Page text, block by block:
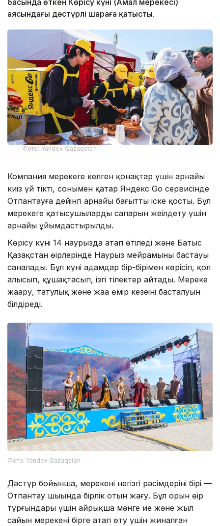
аясындағы дәстүрлі шараға қатысты.
Фото: Yandex Qazaqstan
Компания мерекеге келген қонақтар үшін арнайы
киіз үй тікті, сонымен қатар Яндекс Go сервисінде
Отпантауға дейінгі арнайы бағытты іске қосты. Бұл
мерекеге қатысушылардың сапарын жеңілдету үшін
арнайы ұйымдастырылды.
Көрісу күні 14 наурызда атап өтіледі және Батыс
Қазақстан өңірлерінде Наурыз мейрамының бастауы
саналады. Бұл күні адамдар бір-бірімен көрісіп, қол
алысып, құшақтасып, ізгі тілектер айтады. Мереке
жаңару, татулық және жаңа өмір кезеңінің басталуын
білдіреді.
Фото: Yandex Qazaqstan
Дәстүр бойынша, мерекенің негізгі рәсімдерінің бірі —
Отпантау шыңында бірлік отын жағу. Бұл орын өңір
тұрғындары үшін айрықша мәнге ие және жыл
сайын мерекені бірге атап өту үшін жиналған